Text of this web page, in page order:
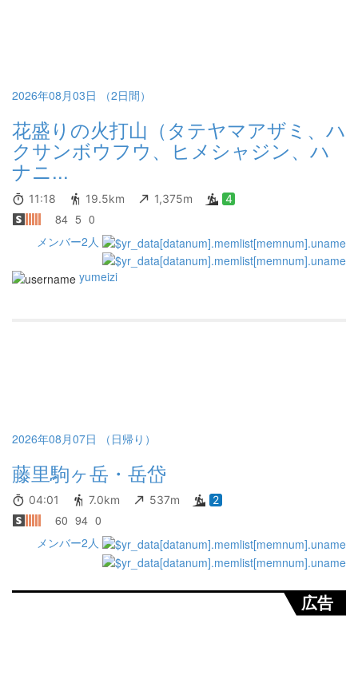
2026年08月03日 （2日間）
花盛りの火打山（タテヤマアザミ、ハ
クサンボウフウ、ヒメシャジン、ハ
ナニ...
11:18 19.5km 1,375m 4
84 5 0
メンバー2人
yumeizi
2026年08月07日 （日帰り）
藤里駒ヶ岳・岳岱
04:01 7.0km 537m 2
60 94 0
メンバー2人
広告